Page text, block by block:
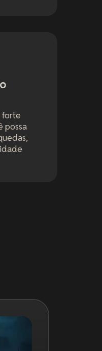
forte
possa